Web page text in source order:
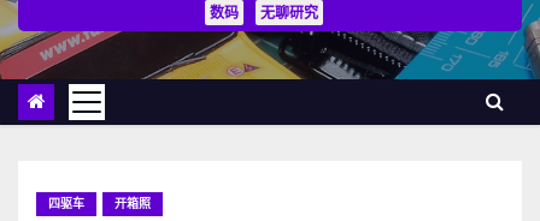
数码
无聊研究
四驱车 开箱照